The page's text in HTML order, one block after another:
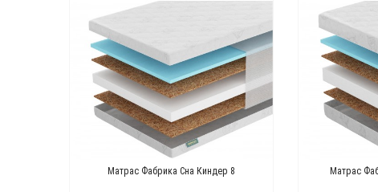
Матрас Фабрика Сна Киндер 8 Матрас